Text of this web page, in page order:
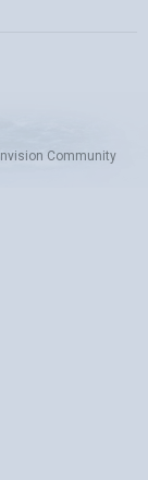
Community